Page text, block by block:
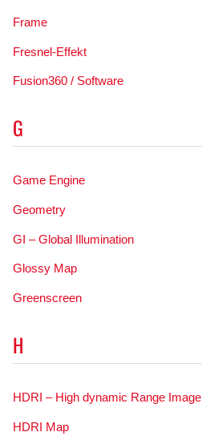
Frame
Fresnel-Effekt
Fusion360 / Software
G
Game Engine
Geometry
GI – Global Illumination
Glossy Map
Greenscreen
H
HDRI – High dynamic Range Image
HDRI Map